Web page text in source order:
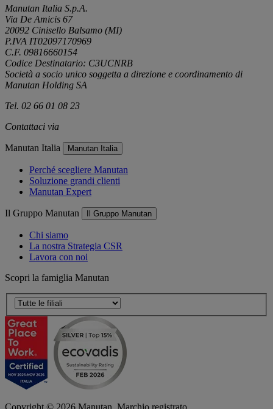
Manutan Italia S.p.A.
Via De Amicis 67
20092 Cinisello Balsamo (MI)
P.IVA IT02097170969
C.F. 09816660154
Codice Destinatario: C3UCNRB
Società a socio unico soggetta a direzione e coordinamento di
Manutan Holding SA
Tel. 02 66 01 08 23
Contattaci via
Manutan Italia Manutan Italia
Perché scegliere Manutan
Soluzione grandi clienti
Manutan Expert
Il Gruppo Manutan Il Gruppo Manutan
Chi siamo
La nostra Strategia CSR
Lavora con noi
Scopri la famiglia Manutan